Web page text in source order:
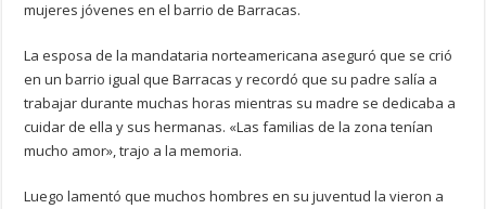
mujeres jóvenes en el barrio de Barracas.
La esposa de la mandataria norteamericana aseguró que se crió
en un barrio igual que Barracas y recordó que su padre salía a
trabajar durante muchas horas mientras su madre se dedicaba a
cuidar de ella y sus hermanas. «Las familias de la zona tenían
mucho amor», trajo a la memoria.
Luego lamentó que muchos hombres en su juventud la vieron a